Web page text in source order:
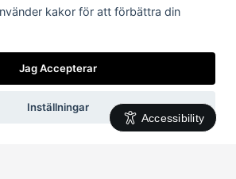
Accessibility
kakor för att förbättra din
Jag Accepterar
Inställningar